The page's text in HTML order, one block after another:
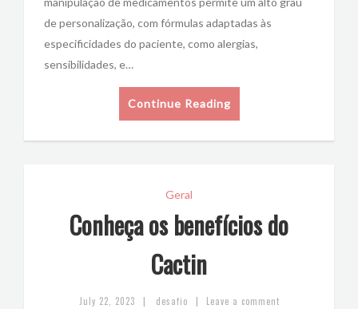
de personalização, com fórmulas adaptadas às
especificidades do paciente, como alergias,
sensibilidades, e…
Continue Reading
Geral
Conheça os benefícios do
Cactin
July 22, 2023 | desafio | Leave a comment